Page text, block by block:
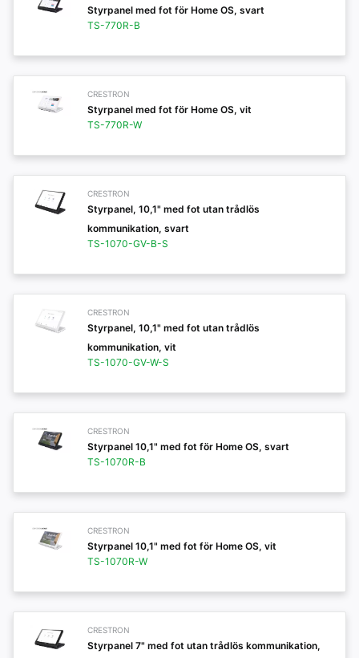
Styrpanel med fot för Home OS, svart
TS-770R-B
CRESTRON
Styrpanel med fot för Home OS, vit
TS-770R-W
CRESTRON
Styrpanel, 10,1" med fot utan trådlös
kommunikation, svart
TS-1070-GV-B-S
CRESTRON
Styrpanel, 10,1" med fot utan trådlös
kommunikation, vit
TS-1070-GV-W-S
CRESTRON
Styrpanel 10,1" med fot för Home OS, svart
TS-1070R-B
CRESTRON
Styrpanel 10,1" med fot för Home OS, vit
TS-1070R-W
CRESTRON
Styrpanel 7" med fot utan trådlös kommunikation,